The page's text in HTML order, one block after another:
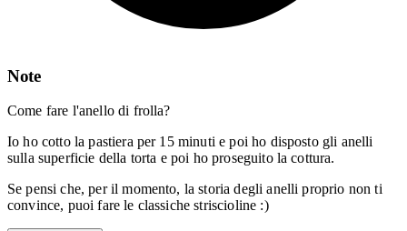
Note
Come fare l'anello di frolla?
Io ho cotto la pastiera per 15 minuti e poi ho disposto gli anelli
sulla superficie della torta e poi ho proseguito la cottura.
Se pensi che, per il momento, la storia degli anelli proprio non ti
convince, puoi fare le classiche striscioline :)